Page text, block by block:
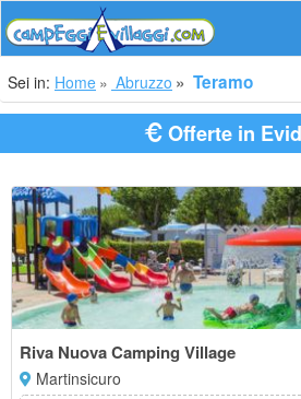
Sei in: Home Abruzzo Teramo
Offerte in
Riva Nuova Camping Village
Martinsicuro